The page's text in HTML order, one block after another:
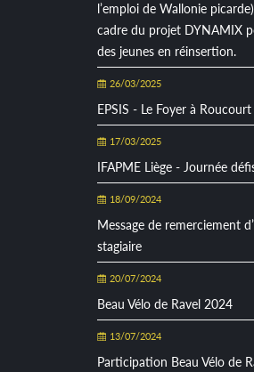
l’emploi de Wallonie
cadre du projet DYNAMIX
des jeunes en réinsertion.
26/03/2025
EPSIS - Le Foyer à Roucourt
17/03/2025
IFAPME Liège - Journée
18/09/2024
Message de remerciement
stagiaire
20/07/2024
Beau Vélo de Ravel 2024
13/07/2024
Participation Beau Vélo de